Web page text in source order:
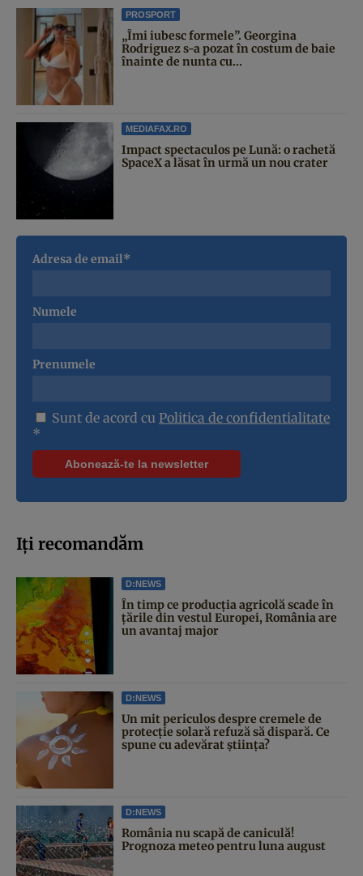
PROSPORT
„Îmi iubesc formele”. Georgina
Rodriguez s-a pozat în costum de baie
înainte de nunta cu...
MEDIAFAX.RO
Impact spectaculos pe Lună: o rachetă
SpaceX a lăsat în urmă un nou crater
Adresa de email*
Numele
Prenumele
Sunt de acord cu Politica de confidentialitate
*
Iți recomandăm
D:NEWS
În timp ce producția agricolă scade în
țările din vestul Europei, România are
un avantaj major
D:NEWS
Un mit periculos despre cremele de
protecție solară refuză să dispară. Ce
spune cu adevărat știința?
D:NEWS
România nu scapă de caniculă!
Prognoza meteo pentru luna august